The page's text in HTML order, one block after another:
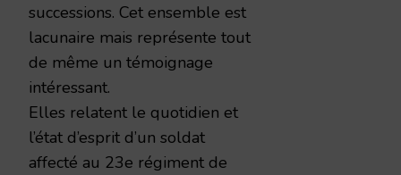
successions. Cet ensemble est
lacunaire mais représente tout
de même un témoignage
intéressant.
Elles relatent le quotidien et
l’état d’esprit d’un soldat
affecté au 23e régiment de